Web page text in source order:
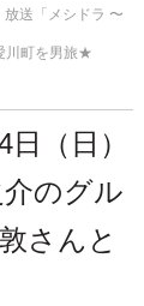
送「メシドラ 〜
川町を男旅★
（日）
のグル
さんと